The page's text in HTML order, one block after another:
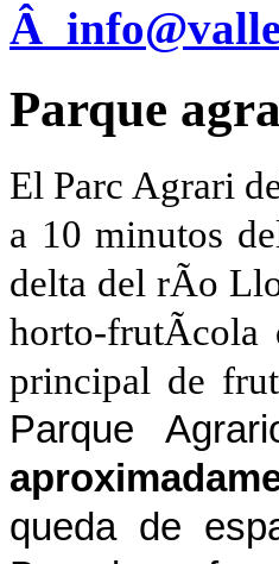
Â
Parque
El Parc Agrari
a 10 minutos
delta del rÃ­o
horto-frutÃ­cola
principal de
Parque
queda de